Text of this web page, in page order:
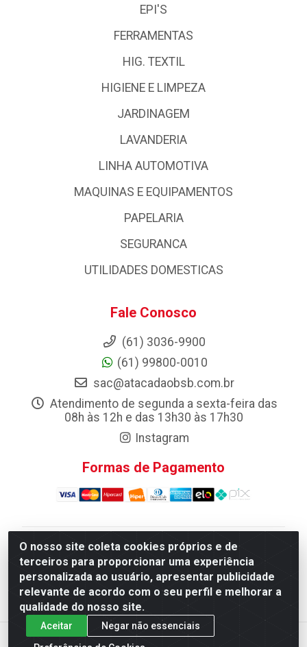
O nosso site coleta cookies próprios e de
terceiros para proporcionar uma experiência
personalizada ao usuário, apresentar publicidade
relevante de acordo com o seu perfil e melhorar a
qualidade do nosso site.
Aceitar
Negar não essenciais
EPI'S
FERRAMENTAS
HIG. TEXTIL
HIGIENE E LIMPEZA
JARDINAGEM
LAVANDERIA
LINHA AUTOMOTIVA
MAQUINAS E EQUIPAMENTOS
PAPELARIA
SEGURANCA
UTILIDADES DOMESTICAS
Fale Conosco
(61) 3036-9900
(61) 99800-0010
sac@atacadaobsb.com.br
Atendimento de segunda a sexta-feira das
08h às 12h e das 13h30 às 17h30
Instagram
Formas de Pagamento
Atacadao da Limpeza F. Pereira Queiroz Comercio e
Distribuicao LTDA - Quadra Qi 10 Lotes 39 e, 41 - Setor
Industrial (Taguatinga), Brasília/DF - CEP 72.135-100 -
CNPJ 13.184.675/0001-80